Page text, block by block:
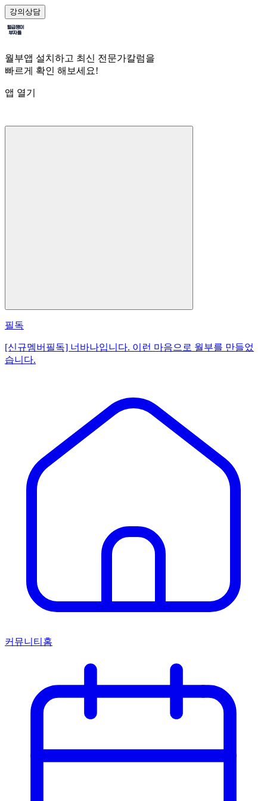
강의상담
월부앱 설치하고 최신 전문가칼럼을
빠르게 확인 해보세요!
앱 열기
필독
[신규멤버필독] 너바나입니다. 이런 마음으로 월부를 만들었
습니다.
커뮤니티홈